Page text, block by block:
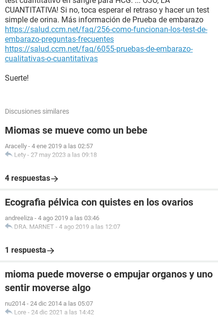
CUANTITATIVA! Si no, toca esperar el retraso y hacer un test
simple de orina. Más información de Prueba de embarazo
https://salud.ccm.net/faq/256-como-funcionan-los-test-de-
embarazo-preguntas-frecuentes
https://salud.ccm.net/faq/6055-pruebas-de-embarazo-
cualitativas-o-cuantitativas
Suerte!
Discusiones similares
Miomas se mueve como un bebe
Aracelly - 4 ene 2019 a las 02:57
Lety - 27 may 2023 a las 09:18
4 respuestas
Ecografia pélvica con quistes en los ovarios
andreeliza - 4 ago 2019 a las 03:46
DRA. MARNET - 4 ago 2019 a las 12:07
1 respuesta
mioma puede moverse o empujar organos y uno
sentir moverse algo
nu2014 - 24 dic 2014 a las 05:07
Lore - 24 dic 2021 a las 14:42